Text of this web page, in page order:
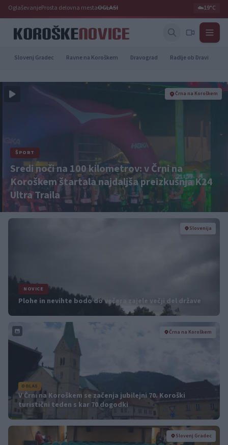
OglaševanjeProsta delovna mestaOGLASI ☁️19°C
Slovenj Gradec Ravne na Koroškem Dravograd Radlje ob Dravi
Črna na Koroškem
ŠPORT
Sredi noči na 100 kilometrov: v Črni na
Koroškem štartala najdaljša preizkušnja K24
Ultra Traila
Slovenija
NOVICE
Plohe in nevihte bodo do večera zajele večji del države
Črna na Koroškem
OGLAS
V Črni na Koroškem se začenja jubilejni 70. Koroški
turistični teden s kar 70 dogodki
Slovenj Gradec